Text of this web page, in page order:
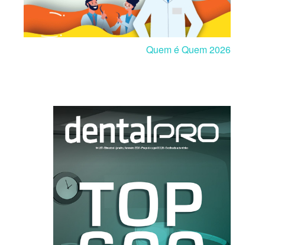
Quem é Quem 2026